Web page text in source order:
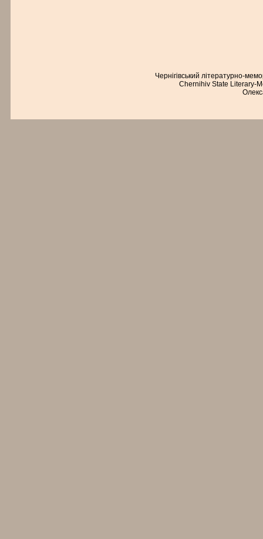
Чернігівський літературно-
Chernihiv State Literary-